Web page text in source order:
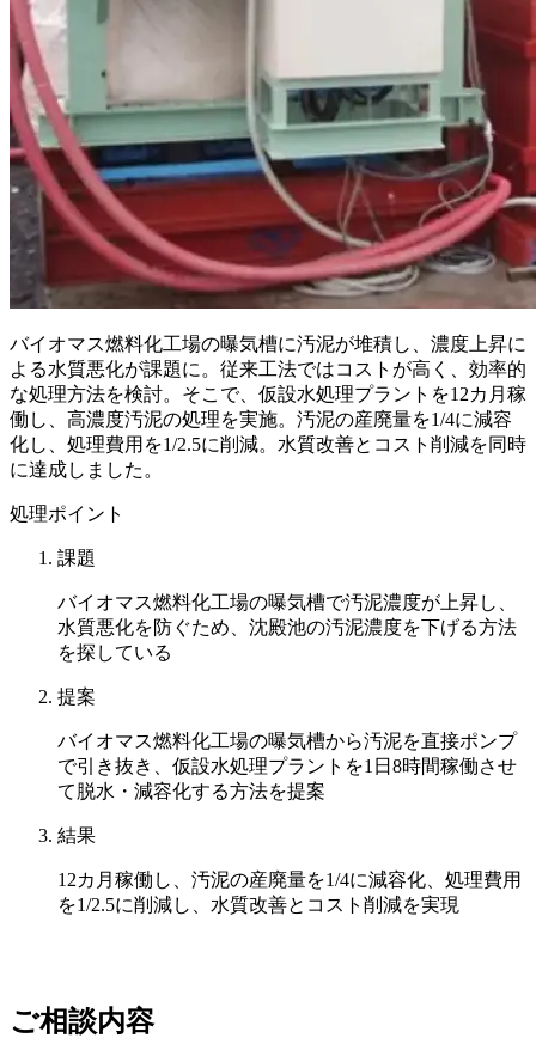
バイオマス燃料化工場の曝気槽に汚泥が堆積し、濃度上昇に
よる水質悪化が課題に。従来工法ではコストが高く、効率的
な処理方法を検討。そこで、仮設水処理プラントを12カ月稼
働し、高濃度汚泥の処理を実施。汚泥の産廃量を1/4に減容
化し、処理費用を1/2.5に削減。水質改善とコスト削減を同時
に達成しました。
処理ポイント
課題
バイオマス燃料化工場の曝気槽で汚泥濃度が上昇し、
水質悪化を防ぐため、沈殿池の汚泥濃度を下げる方法
を探している
提案
バイオマス燃料化工場の曝気槽から汚泥を直接ポンプ
で引き抜き、仮設水処理プラントを1日8時間稼働させ
て脱水・減容化する方法を提案
結果
12カ月稼働し、汚泥の産廃量を1/4に減容化、処理費用
を1/2.5に削減し、水質改善とコスト削減を実現
ご相談内容